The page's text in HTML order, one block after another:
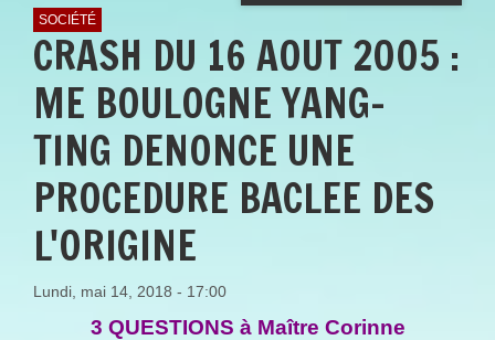
SOCIÉTÉ
CRASH DU 16 AOUT 2005 :
ME BOULOGNE YANG-
TING DENONCE UNE
PROCEDURE BACLEE DES
L'ORIGINE
Lundi, mai 14, 2018 - 17:00
3 QUESTIONS à Maître Corinne